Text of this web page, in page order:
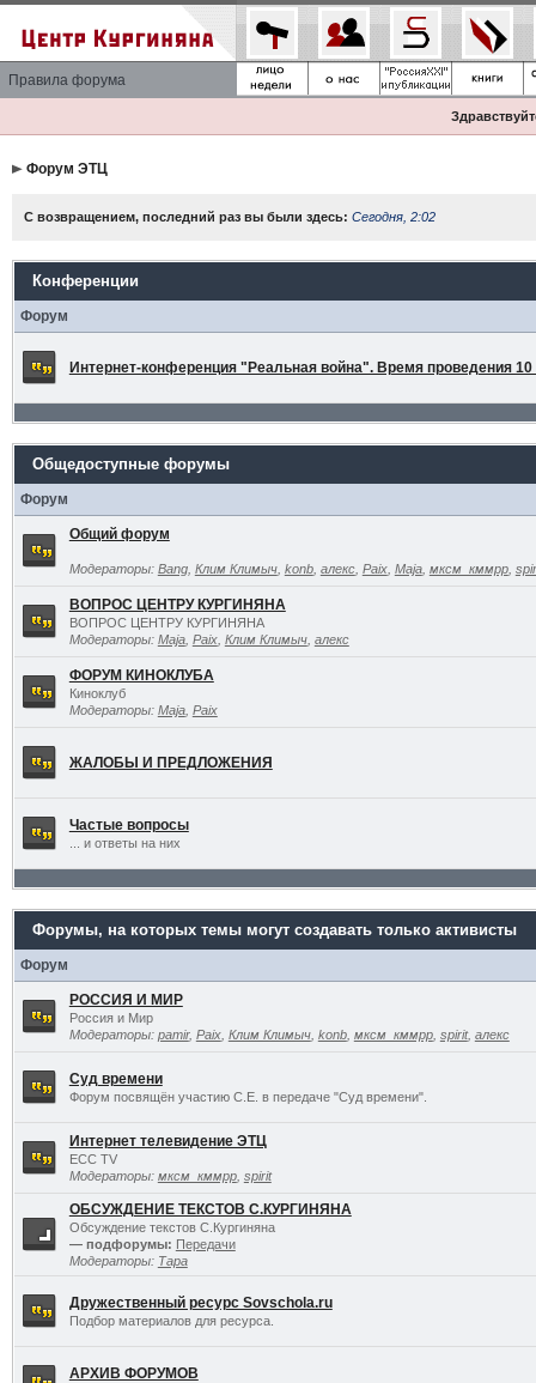
Правила форума
Форум ЭТЦ
С возвращением, последний раз вы были здесь: Сегодня, 2:02
Конференции
Форум
Интернет-конференция "Реальная война". Время проведения 10
Общедоступные форумы
Форум
Общий форум
Модераторы: Bang, Клим Климыч, konb, алекс, Paix, Maja, мксм_кммрр,
ВОПРОС ЦЕНТРУ КУРГИНЯНА
ВОПРОС ЦЕНТРУ КУРГИНЯНА
Модераторы: Maja, Paix, Клим Климыч, алекс
ФОРУМ КИНОКЛУБА
Киноклуб
Модераторы: Maja, Paix
ЖАЛОБЫ И ПРЕДЛОЖЕНИЯ
Частые вопросы
... и ответы на них
Форумы, на которых темы могут создавать только активисты
Форум
РОССИЯ И МИР
Россия и Мир
Модераторы: pamir, Paix, Клим Климыч, konb, мксм_кммрр, spirit, алекс
Суд времени
Форум посвящён участию С.Е. в передаче "Суд времени".
Интернет телевидение ЭТЦ
ECC TV
Модераторы: мксм_кммрр, spirit
ОБСУЖДЕНИЕ ТЕКСТОВ С.КУРГИНЯНА
Обсуждение текстов С.Кургиняна
— подфорумы: Передачи
Модераторы: Тара
Дружественный ресурс Sovschola.ru
Подбор материалов для ресурса.
АРХИВ ФОРУМОВ